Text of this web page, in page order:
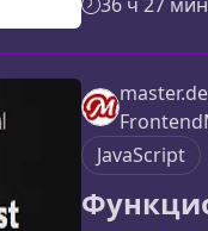
разработки.
ощущением,
запутанный.
JavaScript